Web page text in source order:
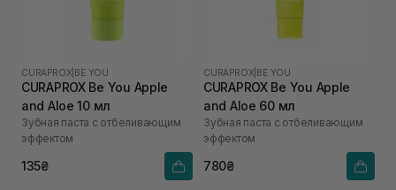
CURAPROX BE YOU
CURAPROX Be You Apple
and Aloe 10 мл
Зубная паста с отбеливающим
эффектом
135₴
CURAPROX BE YOU
CURAPROX Be You Apple
and Aloe 60 мл
Зубная паста с отбеливающим
эффектом
780₴